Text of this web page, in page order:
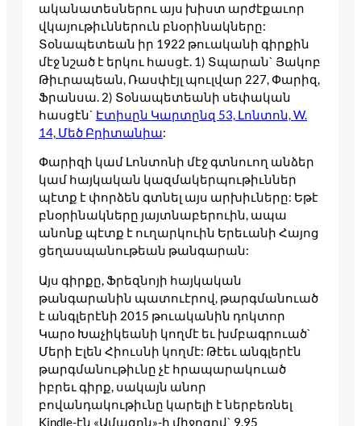
ականատեսներու այս խիստ արժէքաւոր
վկայութիւններուն բնօրինակները:
Տօնապետեան իր 1922 թուականի գիրքին
մէջ նշած է երկու հասցէ. 1) Տպարան` Յակոբ
Թիւրապեան, Ռասփէյլ պուլվար 227, Փարիզ,
Ֆրանսա. 2) Տօնապետեանի սեփական
հասցէն` Էտիսըն Կարտընզ 53, Լոնտոն, W.
14, Մեծ Բրիտանիա:
Փարիզի կամ Լոնտոնի մէջ գտնուող անձեր
կամ հայկական կազմակերպութիւններ
պէտք է փորձեն գտնել այս արխիւները: Եթէ
բնօրինակները յայտնաբերուին, ապա
անոնք պէտք է ուղարկուին Երեւանի Հայոց
ցեղասպանութեան թանգարան:
Այս գիրքը, Ֆրեզնոյի հայկական
թանգարանին պատուէրով, թարգմանուած
է անգլերէնի 2015 թուականին դոկտոր
Կարօ Խաչիկեանի կողմէ եւ խմբագրուած`
Մերի Էլեն Հիուսնի կողմէ: Թէեւ անգլերէն
թարգմանութիւնը չէ հրապարակուած
իբրեւ գիրք, սակայն անոր
բովանդակութիւնը կարելի է ներբեռնել
Kindle-էն «Ամազոն»-ի միջոցով` 9,95